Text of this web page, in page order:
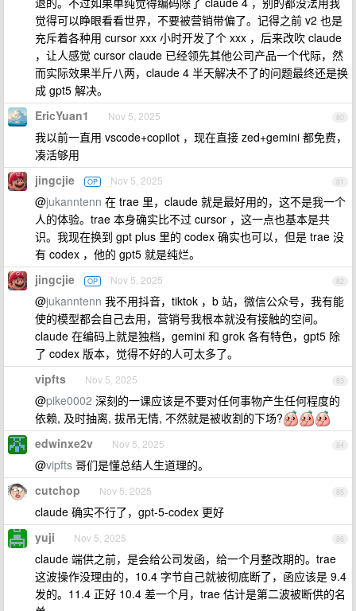
觉得可以睁眼看看世界，不要被营销带偏了。记得之前 v2 也是
充斥着各种用 cursor xxx 小时开发了个 xxx ，后来改吹 claude
，让人感觉 cursor claude 已经领先其他公司产品一个代际，然
而实际效果半斤八两，claude 4 半天解决不了的问题最终还是换
成 gpt5 解决。
80
EricYuan1 Nov 5, 2025
我以前一直用 vscode+copilot ，现在直接 zed+gemini 都免费，
凑活够用
81
jingcjie OP Nov 5, 2025
@jukanntenn 在 trae 里，claude 就是最好用的，这不是我一个
人的体验。trae 本身确实比不过 cursor ，这一点也基本是共
识。我现在换到 gpt plus 里的 codex 确实也可以，但是 trae 没
有 codex ，他的 gpt5 就是纯烂。
82
jingcjie OP Nov 5, 2025
@jukanntenn 我不用抖音，tiktok ，b 站，微信公众号，我有能
使的模型都会自己去用，营销号我根本就没有接触的空间。
claude 在编码上就是独档，gemini 和 grok 各有特色，gpt5 除
了 codex 版本，觉得不好的人可太多了。
83
vipfts Nov 5, 2025
@pike0002 深刻的一课应该是不要对任何事物产生任何程度的
依赖, 及时抽离, 拔吊无情, 不然就是被收割的下场?
84
edwinxe2v Nov 5, 2025
@vipfts 哥们是懂总结人生道理的。
85
cutchop Nov 5, 2025
claude 确实不行了，gpt-5-codex 更好
86
yuji Nov 5, 2025
claude 端供之前，是会给公司发函，给一个月整改期的。trae
这波操作没理由的，10.4 字节自己就被彻底断了，函应该是 9.4
发的。11.4 正好 10.4 差一个月，trae 估计是第二波被断供的名